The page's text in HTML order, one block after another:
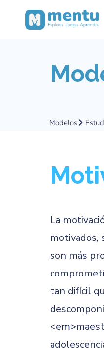
Modelos
La
motivados,
son más
tan difícil